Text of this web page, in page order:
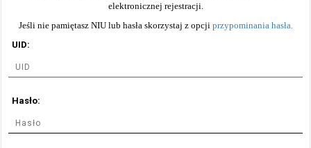
elektronicznej rejestracji.
Jeśli nie pamiętasz NIU lub hasła skorzystaj z opcji przypominania hasła.
UID:
Hasło: